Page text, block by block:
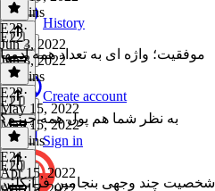
History
Create account
Sign in
32 mins
E23·
Jun 3, 2022
Jun 3, 2022
45 mins
E22
موفقیت؛ واژه ای به تعداد همه آدمها
E22·
May 15, 2022
May 15, 2022
48 mins
E21
به نظر شما هم پول همه چیزه؟
E21·
Apr 15, 2022
E20
شخصیت چند وجهی بنجامين فرانکلین